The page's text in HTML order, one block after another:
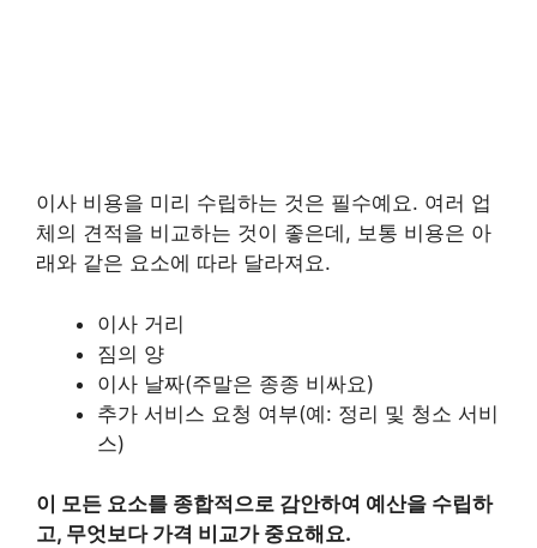
이사 비용을 미리 수립하는 것은 필수예요. 여러 업
체의 견적을 비교하는 것이 좋은데, 보통 비용은 아
래와 같은 요소에 따라 달라져요.
이사 거리
짐의 양
이사 날짜(주말은 종종 비싸요)
추가 서비스 요청 여부(예: 정리 및 청소 서비
스)
이 모든 요소를 종합적으로 감안하여 예산을 수립하
고, 무엇보다 가격 비교가 중요해요.